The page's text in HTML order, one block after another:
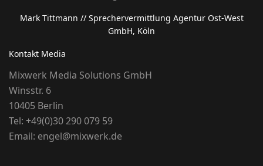
Mark Tittmann // Sprechervermittlung Agentur Ost-West
GmbH, Köln
Kontakt Media
Mixwerk Media Solutions GmbH
Winsstr. 6
10405 Berlin
Tel: +49(0)30 290 079 59
Email: engel@mixwerk.de